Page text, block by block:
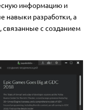
информацию и
навыки разработки, а
с созданием